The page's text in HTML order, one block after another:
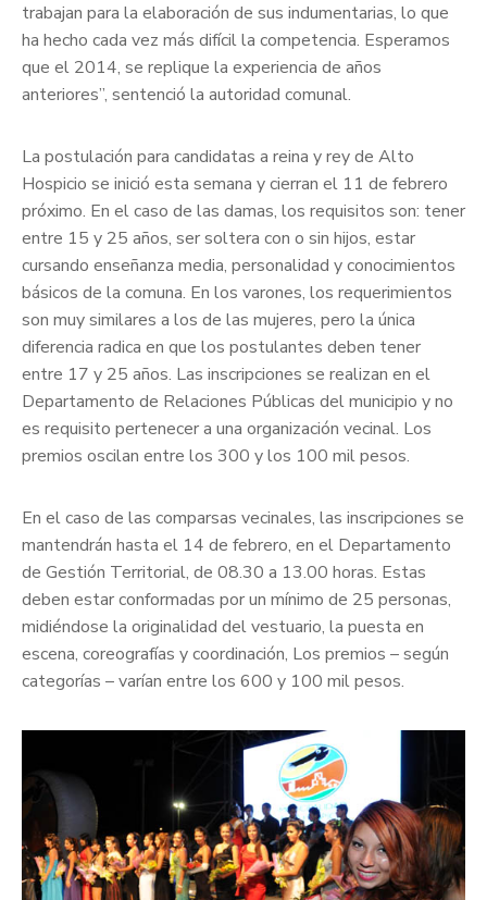
trabajan para la elaboración de sus indumentarias, lo que
ha hecho cada vez más difícil la competencia. Esperamos
que el 2014, se replique la experiencia de años
anteriores”, sentenció la autoridad comunal.
La postulación para candidatas a reina y rey de Alto
Hospicio se inició esta semana y cierran el 11 de febrero
próximo. En el caso de las damas, los requisitos son: tener
entre 15 y 25 años, ser soltera con o sin hijos, estar
cursando enseñanza media, personalidad y conocimientos
básicos de la comuna. En los varones, los requerimientos
son muy similares a los de las mujeres, pero la única
diferencia radica en que los postulantes deben tener
entre 17 y 25 años. Las inscripciones se realizan en el
Departamento de Relaciones Públicas del municipio y no
es requisito pertenecer a una organización vecinal. Los
premios oscilan entre los 300 y los 100 mil pesos.
En el caso de las comparsas vecinales, las inscripciones se
mantendrán hasta el 14 de febrero, en el Departamento
de Gestión Territorial, de 08.30 a 13.00 horas. Estas
deben estar conformadas por un mínimo de 25 personas,
midiéndose la originalidad del vestuario, la puesta en
escena, coreografías y coordinación, Los premios – según
categorías – varían entre los 600 y 100 mil pesos.